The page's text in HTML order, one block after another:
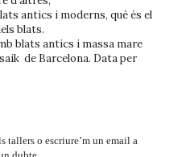
antics i moderns, què és el
blats.
blats antics i massa mare
de Barcelona. Data per
tallers o escriure’m un email a